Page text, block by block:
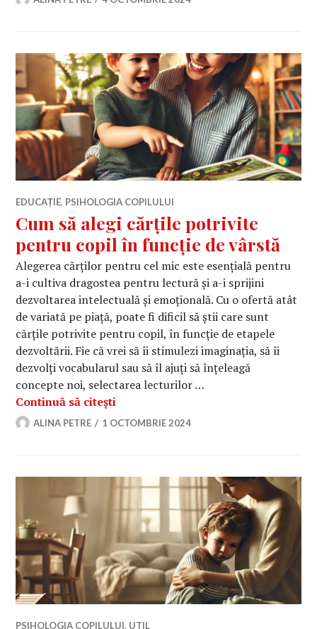
EDUCAȚIE, PSIHOLOGIA COPILULUI
Cum să alegi cărțile potrivite
pentru copil în funcție de vârstă
Alegerea cărților pentru cel mic este esențială pentru
a-i cultiva dragostea pentru lectură și a-i sprijini
dezvoltarea intelectuală și emoțională. Cu o ofertă atât
de variată pe piață, poate fi dificil să știi care sunt
cărțile potrivite pentru copil, în funcție de etapele
dezvoltării. Fie că vrei să îi stimulezi imaginația, să îi
dezvolți vocabularul sau să îl ajuți să înțeleagă
concepte noi, selectarea lecturilor …
Continuă să citești
ALINA PETRE 1 OCTOMBRIE 2024
PSIHOLOGIA COPILULUI, UTIL